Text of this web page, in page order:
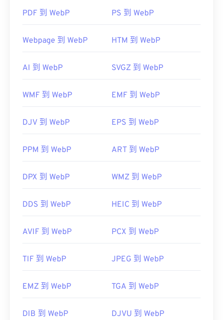
文件。
由于 CBR 是一种存档文件格式，因此转换它需要提
或者，提取文件后，您可以将单个图像转换为其他文
有用的链接：
文件也可在GIMP Microsoft Paint上自动打开。除
式。
Photopea。此外，还可以尝试Corel PaintShop Pro
的插件。
开发者： 谷歌
有用的链接：
使用我们的颜色选择器 从 WebP 图像中选择颜色
PDF 到 WebP PS 到 WebP
Webpage 到 WebP HTM 到 WebP
AI 到 WebP SVGZ 到 WebP
WMF 到 WebP EMF 到 WebP
DJV 到 WebP EPS 到 WebP
PPM 到 WebP ART 到 WebP
DPX 到 WebP WMZ 到 WebP
DDS 到 WebP HEIC 到 WebP
AVIF 到 WebP PCX 到 WebP
TIF 到 WebP JPEG 到 WebP
EMZ 到 WebP TGA 到 WebP
DIB 到 WebP DJVU 到 WebP